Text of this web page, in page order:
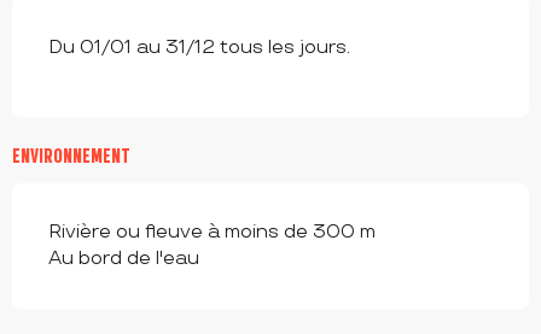
Du 01/01 au 31/12 tous les jours.
ENVIRONNEMENT
Rivière ou fleuve à moins de 300 m
Au bord de l'eau